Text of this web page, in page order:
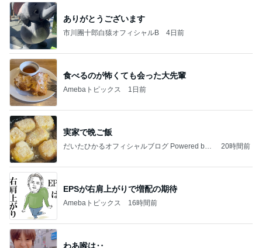
ありがとうございます
市川團十郎白猿オフィシャルB 4日前
食べるのが怖くても会った大先輩
Amebaトピックス 1日前
実家で晩ご飯
だいたひかるオフィシャルブログ Powered by
20時間前
EPSが右肩上がりで増配の期待
Amebaトピックス 16時間前
わあ喉は‥